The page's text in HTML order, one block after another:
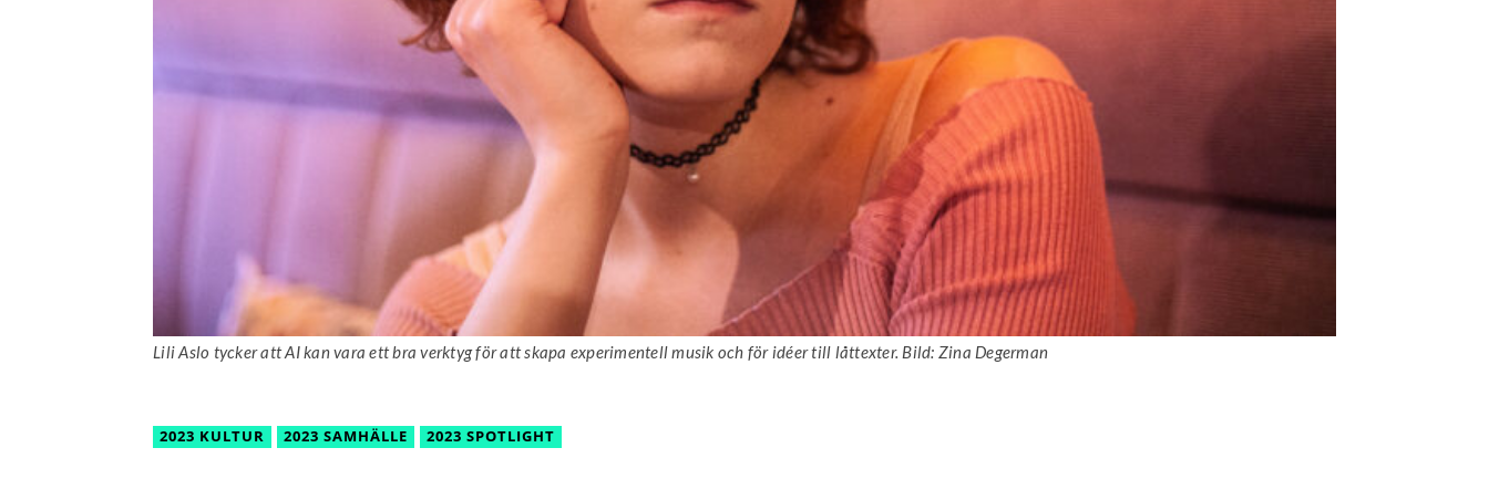
Lili Aslo tycker att AI kan vara ett bra verktyg för att skapa experimentell musik och för idéer till låttexter. Bild: Zina Degerman
2023 KULTUR 2023 SAMHÄLLE 2023 SPOTLIGHT